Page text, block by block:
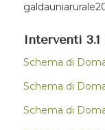
Interventi 3.1
Schema di
Schema di
Schema di